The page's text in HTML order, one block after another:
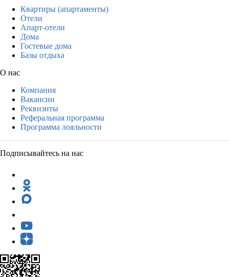
Квартиры (апартаменты)
Отели
Апарт-отели
Дома
Гостевые дома
Базы отдыха
О нас
Компания
Вакансии
Реквизиты
Реферальная программа
Программа лояльности
Подписывайтесь на нас